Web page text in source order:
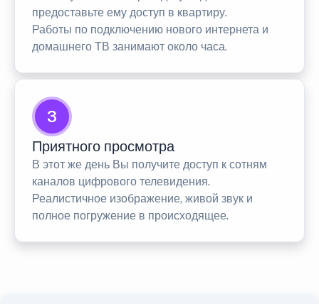
предоставьте ему доступ в квартиру.
Работы по подключению нового интернета и
домашнего ТВ занимают около часа.
3
Приятного просмотра
В этот же день Вы получите доступ к сотням
каналов цифрового телевидения.
Реалистичное изображение, живой звук и
полное погружение в происходящее.